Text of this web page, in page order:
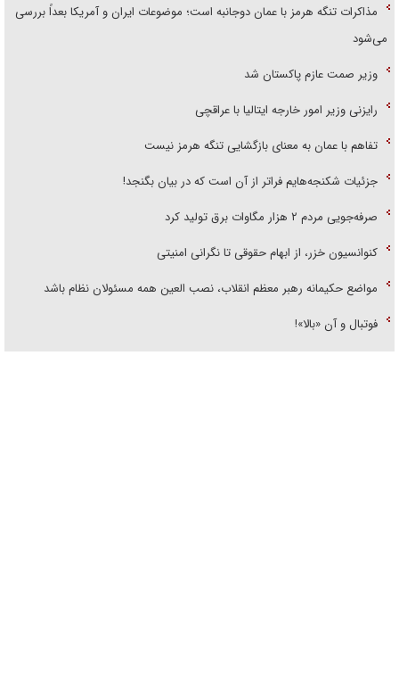
مذاکرات تنگه هرمز با عمان دوجانبه است؛ موضوعات ایران و آمریکا بعداً بررسی
می‌شود
وزیر صمت عازم پاکستان شد
رایزنی وزیر امور خارجه ایتالیا با عراقچی
تفاهم با عمان به معنای بازگشایی تنگه هرمز نیست
جزئیات شکنجه‌هایم فراتر از آن است که در بیان بگنجد!
صرفه‌جویی مردم ۲ هزار مگاوات برق تولید کرد
کنوانسیون خزر، از ابهام حقوقی تا نگرانی امنیتی
مواضع حکیمانه رهبر معظم انقلاب، نصب العین همه مسئولان نظام باشد
فوتبال و آن «بالا»!